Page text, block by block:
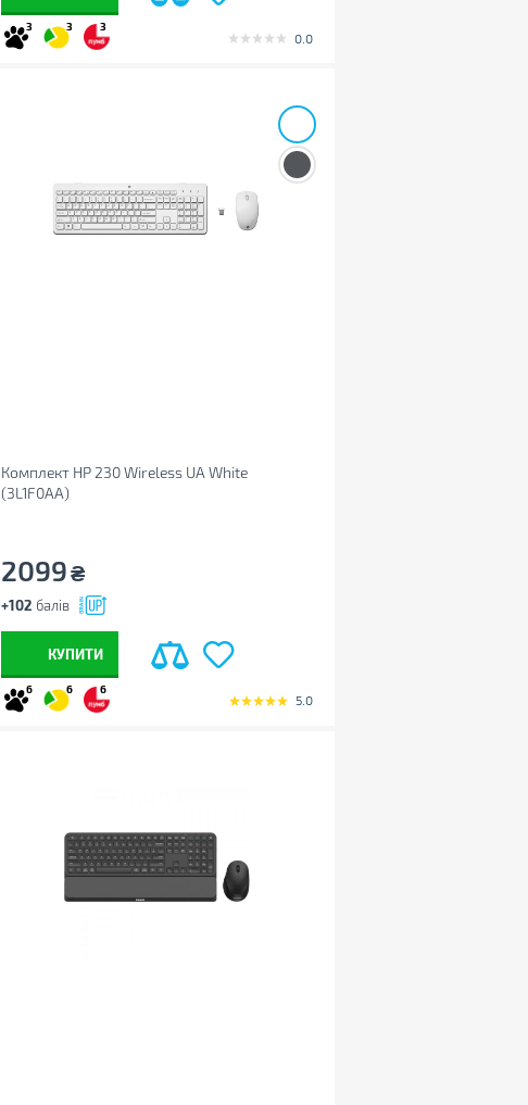
3 3 3
0.0
Комплект HP 230 Wireless UA White
(3L1F0AA)
2099₴
+102 балів
КУПИТИ
6 6 6
5.0